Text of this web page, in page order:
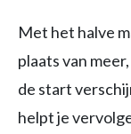
Met het halve
plaats van
de start
helpt je